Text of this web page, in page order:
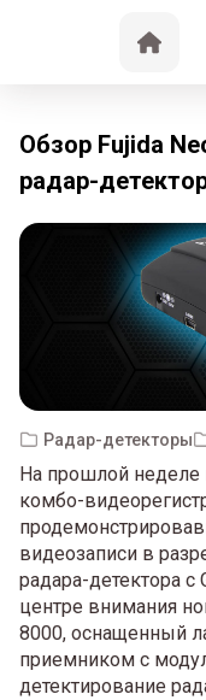
Обзор Fujida
радар-
Радар-детекторы
На прошлой неделе
комбо-
видеозаписи в
радара-детектора
центре внимания
8000, оснащенный
приемником с
детектирование